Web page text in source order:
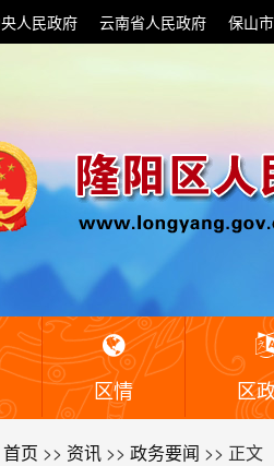
人民政府 云南省人民政府 保山
区情 区
首页 >> 资讯 >> 政务要闻 >> 正文